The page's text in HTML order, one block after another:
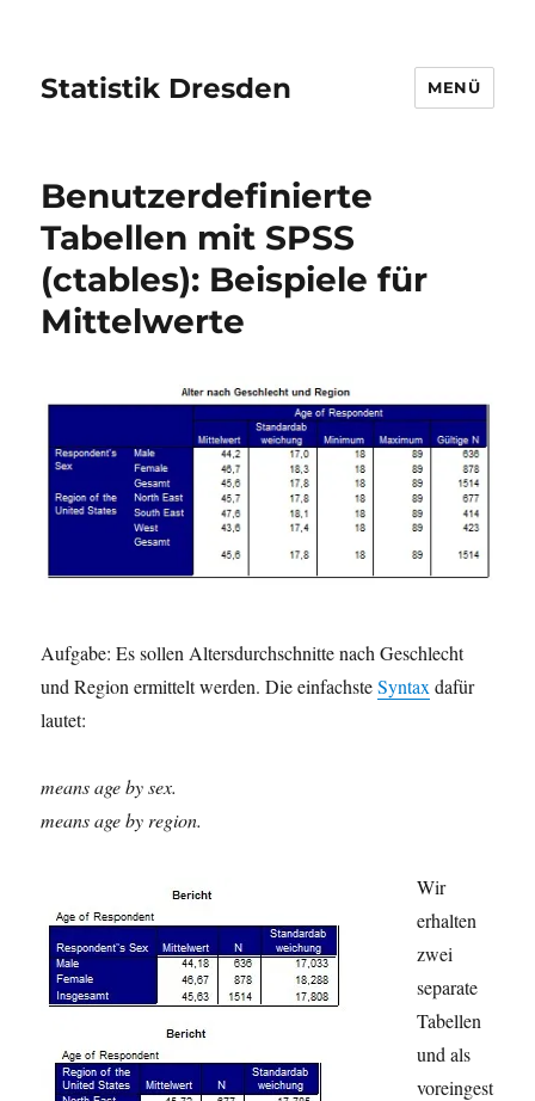
Statistik Dresden MENÜ
Benutzerdefinierte
Tabellen mit SPSS
(ctables): Beispiele für
Mittelwerte
Aufgabe: Es sollen Altersdurchschnitte nach Geschlecht
und Region ermittelt werden. Die einfachsteSyntax dafür
lautet:
means age by sex.
means age by region.
Wir
erhalten
zwei
separate
Tabellen
und als
voreingest